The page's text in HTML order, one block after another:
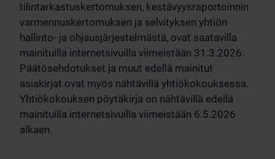
tilintarkastuskertomuksen, kestävyysraportoinnin
varmennuskertomuksen ja selvityksen yhtiön
hallinto- ja ohjausjärjestelmästä, ovat saatavilla
mainituilla internetsivuilla viimeistään 31.3.2026.
Päätösehdotukset ja muut edellä mainitut
asiakirjat ovat myös nähtävillä yhtiökokouksessa.
Yhtiökokouksen pöytäkirja on nähtävillä edellä
mainituilla internetsivuilla viimeistään 6.5.2026
alkaen.